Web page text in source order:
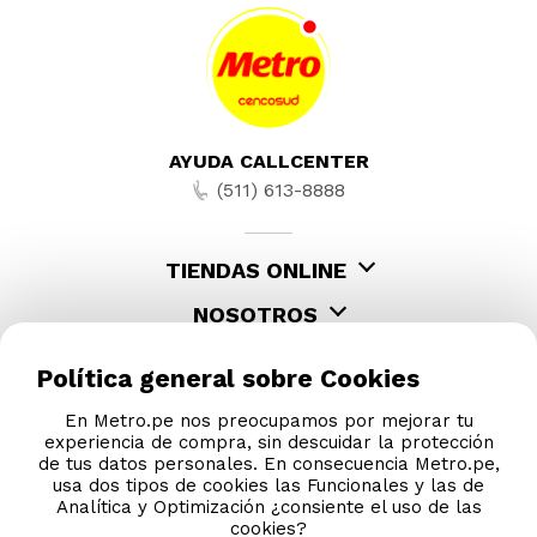
Ron añejado en barricas de roble, Agua
biosmotizada, Color caramelo
AYUDA CALLCENTER
(511) 613-8888
TIENDAS ONLINE
NOSOTROS
Política general sobre Cookies
En Metro.pe nos preocupamos por mejorar tu
experiencia de compra, sin descuidar la protección
de tus datos personales. En consecuencia Metro.pe,
usa dos tipos de cookies las Funcionales y las de
Analítica y Optimización ¿consiente el uso de las
cookies?